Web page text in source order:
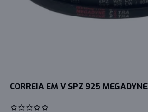
CORREIA EM V SPZ 925 MEGADYNE